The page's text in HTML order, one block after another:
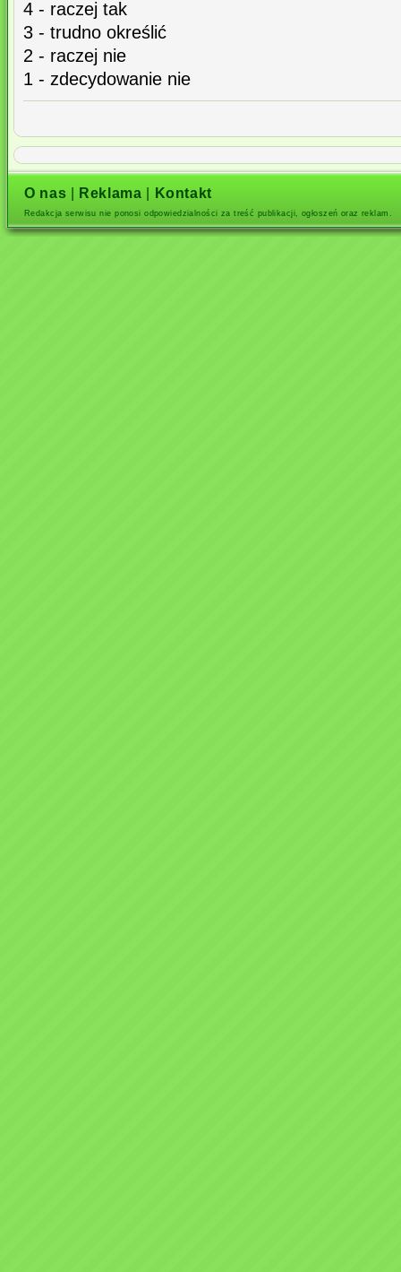
4 - raczej tak
3 - trudno określić
2 - raczej nie
1 - zdecydowanie nie
O nas Reklama Kontakt
Redakcja serwisu nie ponosi odpowiedzialności za treść publikacji, ogłoszeń oraz reklam.